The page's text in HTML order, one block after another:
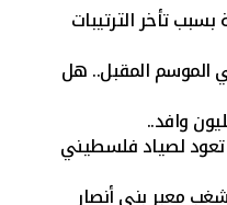
تأخر الترتيبات
يتراجع بـ40% في الموسم المقبل.. هل
لصياد فلسطيني